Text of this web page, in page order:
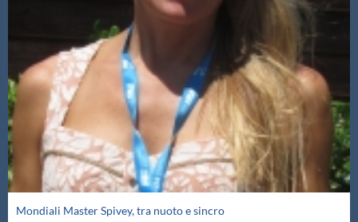
Mondiali Master Spivey, tra nuoto e sincro